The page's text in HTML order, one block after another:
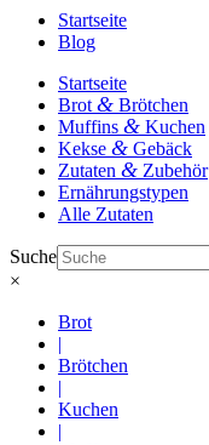
Startseite
Blog
Startseite
Brot & Brötchen
Muffins & Kuchen
Kekse & Gebäck
Zutaten & Zubehör
Ernährungstypen
Alle Zutaten
Suche
×
Brot
|
Brötchen
|
Kuchen
|